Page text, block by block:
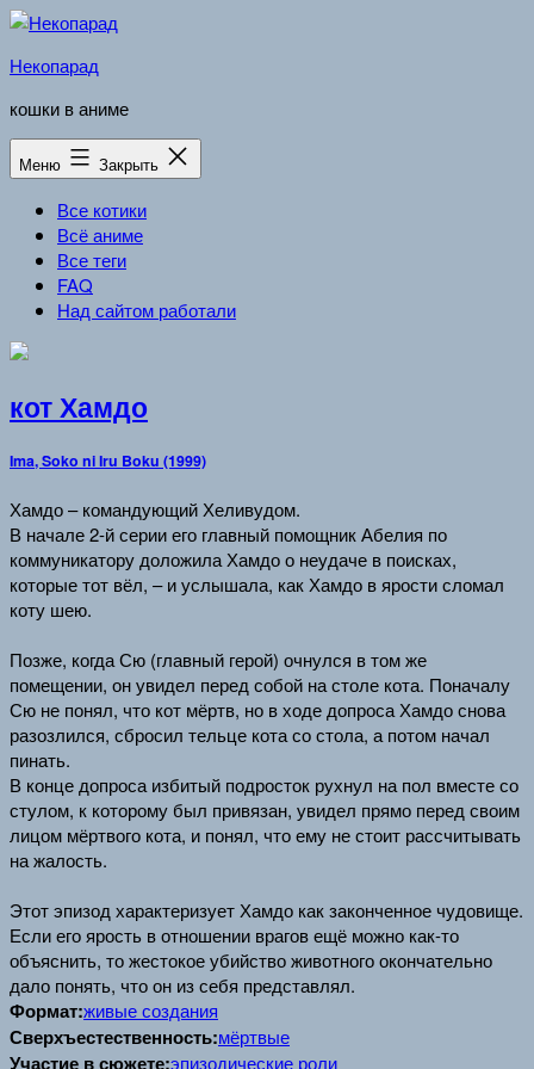
Перейти
содержимому
Некопарад
кошки в аниме
Меню Закрыть
Все котики
Всё аниме
Все теги
FAQ
Над сайтом работали
кот Хамдо
Ima, Soko ni Iru Boku (1999)
Хамдо – командующий Хеливудом.
В начале 2-й серии его главный помощник Абелия по
коммуникатору доложила Хамдо о неудаче в поисках,
которые тот вёл, – и услышала, как Хамдо в ярости сломал
коту шею.
Позже, когда Сю (главный герой) очнулся в том же
помещении, он увидел перед собой на столе кота. Поначалу
Сю не понял, что кот мёртв, но в ходе допроса Хамдо снова
разозлился, сбросил тельце кота со стола, а потом начал
пинать.
В конце допроса избитый подросток рухнул на пол вместе со
стулом, к которому был привязан, увидел прямо перед своим
лицом мёртвого кота, и понял, что ему не стоит рассчитывать
на жалость.
Этот эпизод характеризует Хамдо как законченное чудовище.
Если его ярость в отношении врагов ещё можно как-то
объяснить, то жестокое убийство животного окончательно
дало понять, что он из себя представлял.
Формат:живые создания
Сверхъестественность:мёртвые
Участие в сюжете:эпизодические роли